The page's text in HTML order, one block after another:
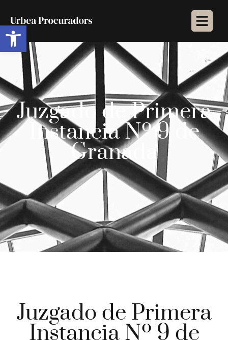
Abrir barra de herramientas
Juzgado de Primera
Instancia Nº 9 de
Granada
Juzgado de Primera
Instancia Nº 9 de